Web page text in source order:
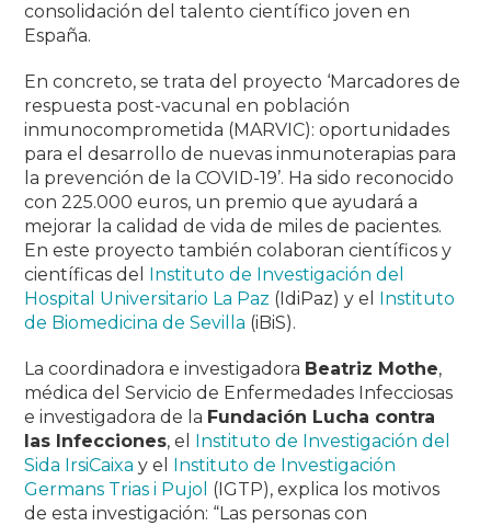
consolidación del talento científico joven en
España.
En concreto, se trata del proyecto ‘Marcadores de
respuesta post-vacunal en población
inmunocomprometida (MARVIC): oportunidades
para el desarrollo de nuevas inmunoterapias para
la prevención de la COVID-19’. Ha sido reconocido
con 225.000 euros, un premio que ayudará a
mejorar la calidad de vida de miles de pacientes.
En este proyecto también colaboran científicos y
científicas del
Instituto de Investigación del
Hospital Universitario La Paz (IdiPaz) y el
Instituto
de Biomedicina de Sevilla (iBiS).
La coordinadora e investigadora Beatriz Mothe,
médica del Servicio de Enfermedades Infecciosas
e investigadora de la Fundación Lucha contra
las Infecciones, el
Instituto de Investigación del
Sida IrsiCaixay el
Instituto de Investigación
Germans Trias i Pujol (IGTP), explica los motivos
de esta investigación: “Las personas con